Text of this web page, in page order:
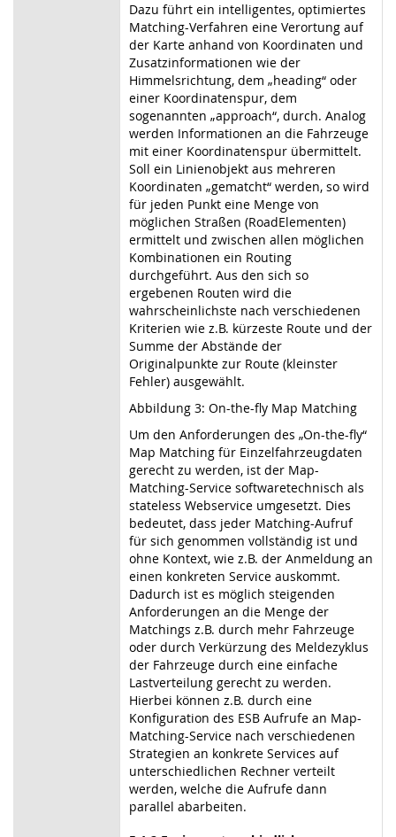
Dazu führt ein intelligentes, optimiertes
Matching-Verfahren eine Verortung auf
der Karte anhand von Koordinaten und
Zusatzinformationen wie der
Himmelsrichtung, dem „heading“ oder
einer Koordinatenspur, dem
sogenannten „approach“, durch. Analog
werden Informationen an die Fahrzeuge
mit einer Koordinatenspur übermittelt.
Soll ein Linienobjekt aus mehreren
Koordinaten „gematcht“ werden, so wird
für jeden Punkt eine Menge von
möglichen Straßen (RoadElementen)
ermittelt und zwischen allen möglichen
Kombinationen ein Routing
durchgeführt. Aus den sich so
ergebenen Routen wird die
wahrscheinlichste nach verschiedenen
Kriterien wie z.B. kürzeste Route und der
Summe der Abstände der
Originalpunkte zur Route (kleinster
Fehler) ausgewählt.
Abbildung 3: On-the-fly Map Matching
Um den Anforderungen des „On-the-fly“
Map Matching für Einzelfahrzeugdaten
gerecht zu werden, ist der Map-
Matching-Service softwaretechnisch als
stateless Webservice umgesetzt. Dies
bedeutet, dass jeder Matching-Aufruf
für sich genommen vollständig ist und
ohne Kontext, wie z.B. der Anmeldung an
einen konkreten Service auskommt.
Dadurch ist es möglich steigenden
Anforderungen an die Menge der
Matchings z.B. durch mehr Fahrzeuge
oder durch Verkürzung des Meldezyklus
der Fahrzeuge durch eine einfache
Lastverteilung gerecht zu werden.
Hierbei können z.B. durch eine
Konfiguration des ESB Aufrufe an Map-
Matching-Service nach verschiedenen
Strategien an konkrete Services auf
unterschiedlichen Rechner verteilt
werden, welche die Aufrufe dann
parallel abarbeiten.